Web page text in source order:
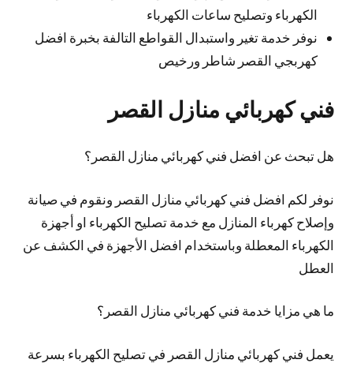
الكهرباء وتصليح ساعات الكهرباء
نوفر خدمة تغير واستبدال القواطع التالفة بخبرة افضل
كهربجي القصر شاطر ورخيص
فني كهربائي منازل القصر
هل تبحث عن افضل فني كهربائي منازل القصر؟
نوفر لكم افضل فني كهربائي منازل القصر ونقوم في صيانة
وإصلاح كهرباء المنازل مع خدمة تصليح الكهرباء او أجهزة
الكهرباء المعطلة وباستخدام افضل الأجهزة في الكشف عن
العطل
ما هي مزايا خدمة فني كهربائي منازل القصر؟
يعمل فني كهربائي منازل القصر في تصليح الكهرباء بسرعة